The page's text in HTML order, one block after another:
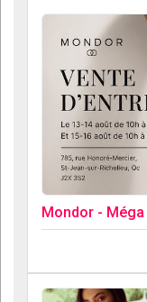
Mondor -